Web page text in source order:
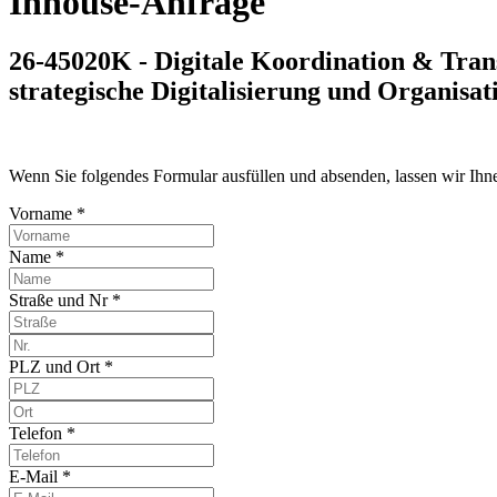
26-45020K - Digitale Koordination &
strategische Digitalisierung und
Wenn Sie folgendes Formular ausfüllen und absenden, lassen wir
Vorname *
Name *
Straße und Nr *
PLZ und Ort *
Telefon *
E-Mail *